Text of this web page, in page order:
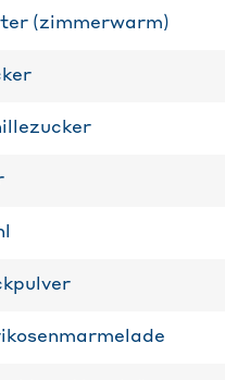
(zimmerwarm)